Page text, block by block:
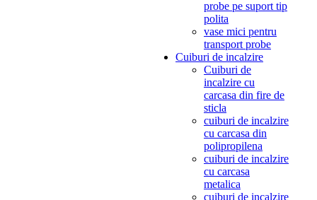
probe pe suport tip
polita
vase mici pentru
transport probe
Cuiburi de incalzire
Cuiburi de
incalzire cu
carcasa din fire de
sticla
cuiburi de incalzire
cu carcasa din
polipropilena
cuiburi de incalzire
cu carcasa
metalica
cuiburi de incalzire